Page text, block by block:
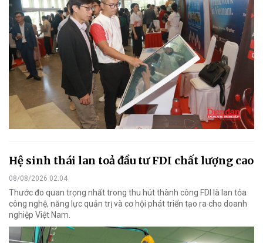
Hệ sinh thái lan toả đầu tư FDI chất lượng cao
08/08/2026 02:04
Thước đo quan trọng nhất trong thu hút thành công FDI là lan tỏa
công nghệ, năng lực quản trị và cơ hội phát triển tạo ra cho doanh
nghiệp Việt Nam.